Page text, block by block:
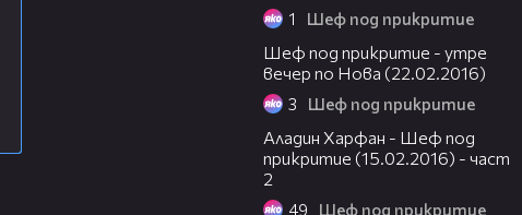
1 Шеф под прикритие
Шеф под прикритие - утре
вечер по Нова (22.02.2016)
3 Шеф под прикритие
Аладин Харфан - Шеф под
прикритие (15.02.2016) - част
2
49 Шеф под прикритие